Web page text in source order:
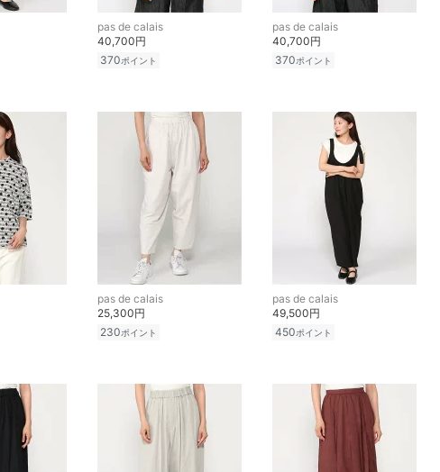
pas de calais
40,700円
370ポイント
pas de calais
40,700円
370ポイント
pas de calais
25,300円
230ポイント
pas de calais
49,500円
450ポイント